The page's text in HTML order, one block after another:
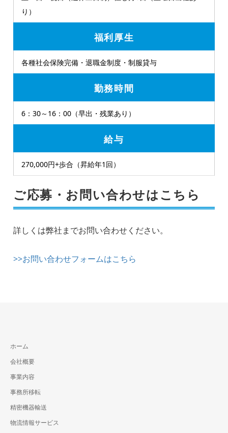
り）
福利厚生
各種社会保険完備・退職金制度・制服貸与
勤務時間
6：30～16：00（早出・残業あり）
給与
270,000円+歩合（昇給年1回）
ご応募・お問い合わせはこちら
詳しくは弊社までお問い合わせください。
>>お問い合わせフォームはこちら
ホーム
会社概要
事業内容
事務所移転
精密機器輸送
物流情報サービス